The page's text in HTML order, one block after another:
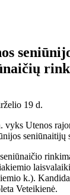
19 d.
vyks Utenos
k.).
Veteikienė.